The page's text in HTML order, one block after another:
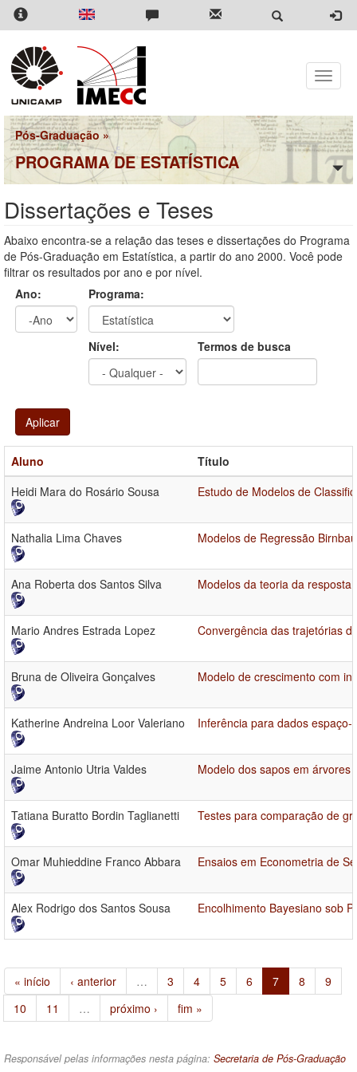
Pular
para
conteúdo
principal
Toggle
Pós-Graduação »
PROGRAMA DE ESTATÍSTICA
Dissertações e Teses
Abaixo encontra-se a relação das teses e dissertações do Programa
de Pós-Graduação em Estatística, a partir do ano 2000. Você pode
filtrar os resultados por ano e por nível.
Ano:
Programa:
Nível: Termos de busca
Aplicar
Aluno
Título
Heidi Mara do Rosário Sousa
Estudo de Modelos de
Nathalia Lima Chaves Modelos de Regressão
Ana Roberta dos Santos Silva Modelos da teoria da
Mario Andres Estrada Lopez Convergência das trajetórias
Bruna de Oliveira Gonçalves Modelo de crescimento com
Katherine Andreina Loor Valeriano Inferência para dados
Jaime Antonio Utria Valdes Modelo dos sapos em árvores
Tatiana Buratto Bordin Taglianetti Testes para comparação de
Omar Muhieddine Franco Abbara Ensaios em Econometria de
Alex Rodrigo dos Santos Sousa Encolhimento Bayesiano sob
« início ‹ anterior … 3 4 5 6 7 8
9
10
11 … próximo › fim »
Responsável pelas informações nesta página: Secretaria de Pós-Graduação